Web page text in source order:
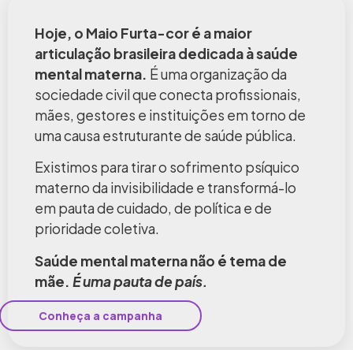
Hoje, o Maio Furta-cor é a maior
articulação brasileira dedicada à saúde
mental materna. É uma organização da
sociedade civil que conecta profissionais,
mães, gestores e instituições em torno de
uma causa estruturante de saúde pública.
Existimos para tirar o sofrimento psíquico
materno da invisibilidade e transformá-lo
em pauta de cuidado, de política e de
prioridade coletiva.
Saúde mental materna não é tema de
mãe. É uma pauta de país.
Conheça a campanha